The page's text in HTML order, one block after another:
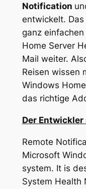
Notification
entwickelt.
ganz
Home Server
Mail weiter.
Reisen wissen
Windows
das richtige
Der
Remote
Microsoft
system. It is
System Health